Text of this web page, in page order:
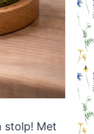
stolp! Met